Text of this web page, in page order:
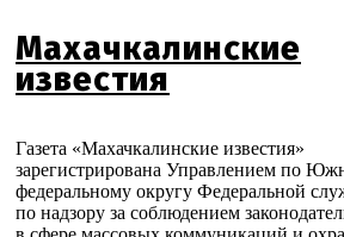
Махачкалинские
известия
Газета «Махачкалинские известия»
зарегистрирована Управлением по
федеральному округу Федеральной
по надзору за соблюдением